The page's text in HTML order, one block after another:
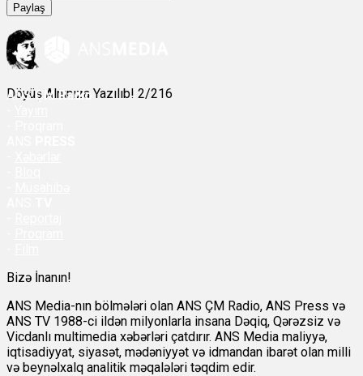
Paylaş
Döyüş Alnınıza Yazılıb! 2/216
ANSÇM Radio
Bizə İnanın!
ANS Media-nın bölmələri olan ANS ÇM Radio, ANS Press və
ANS TV 1988-ci ildən milyonlarla insana Dəqiq, Qərəzsiz və
Vicdanlı multimedia xəbərləri çatdırır. ANS Media maliyyə,
iqtisadiyyat, siyasət, mədəniyyət və idmandan ibarət olan milli
və beynəlxalq analitik məqalələri təqdim edir.